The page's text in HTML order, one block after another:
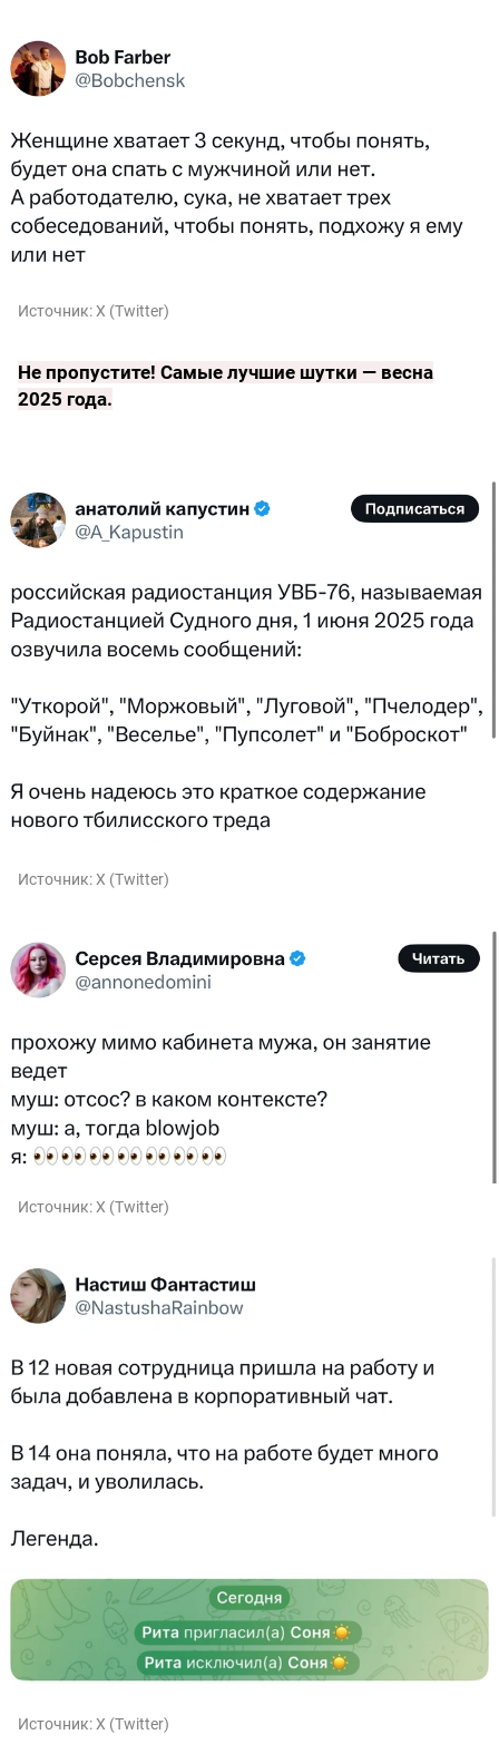
Источник:X (Twitter)
Не пропустите! Самые лучшие шутки — весна
2025 года.
Источник:X (Twitter)
Источник:X (Twitter)
Источник:X (Twitter)